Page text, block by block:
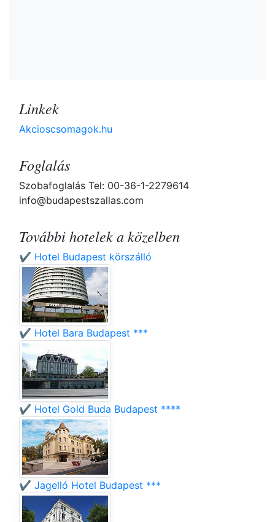
Linkek
Akcioscsomagok.hu
Foglalás
Szobafoglalás Tel: 00-36-1-2279614
info@budapestszallas.com
További hotelek a közelben
✔️ Hotel Budapest körszálló
✔️ Hotel Bara Budapest ***
✔️ Hotel Gold Buda Budapest ****
✔️ Jagelló Hotel Budapest ***